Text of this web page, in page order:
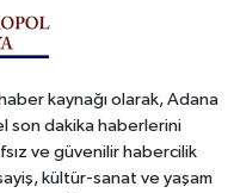
kaynağı olarak, Adana
son dakika haberlerini
ve güvenilir habercilik
kültür-sanat ve yaşam